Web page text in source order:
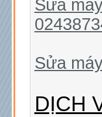
Sửa
Sửa
DỊCH